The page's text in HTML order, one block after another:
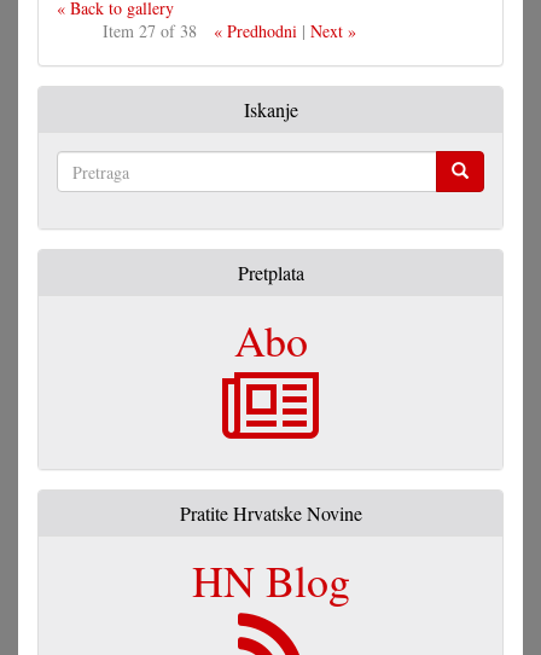
« Back to gallery
Item 27 of 38
« Predhodni| Next »
Iskanje
Pretplata
Abo
Pratite Hrvatske Novine
HN Blog